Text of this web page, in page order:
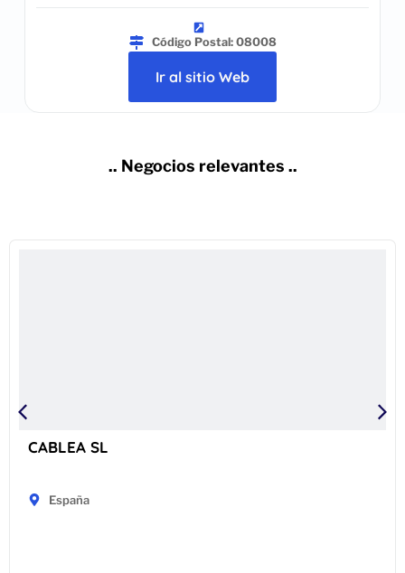
Código Postal: 08008
Ir al sitio Web
.. Negocios relevantes ..
CABLEA SL
España